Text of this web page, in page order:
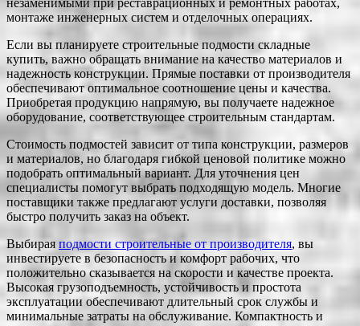
монтаже инженерных систем и отделочных операциях.
Если вы планируете строительные подмости складные
купить, важно обращать внимание на качество материалов и
надежность конструкции. Прямые поставки от производителя
обеспечивают оптимальное соотношение цены и качества.
Приобретая продукцию напрямую, вы получаете надежное
оборудование, соответствующее строительным стандартам.
Стоимость подмостей зависит от типа конструкции, размеров
и материалов, но благодаря гибкой ценовой политике можно
подобрать оптимальный вариант. Для уточнения цен
специалисты помогут выбрать подходящую модель. Многие
поставщики также предлагают услуги доставки, позволяя
быстро получить заказ на объект.
Выбирая подмости строительные от производителя, вы
инвестируете в безопасность и комфорт рабочих, что
положительно сказывается на скорости и качестве проекта.
Высокая грузоподъемность, устойчивость и простота
эксплуатации обеспечивают длительный срок службы и
минимальные затраты на обслуживание. Компактность и